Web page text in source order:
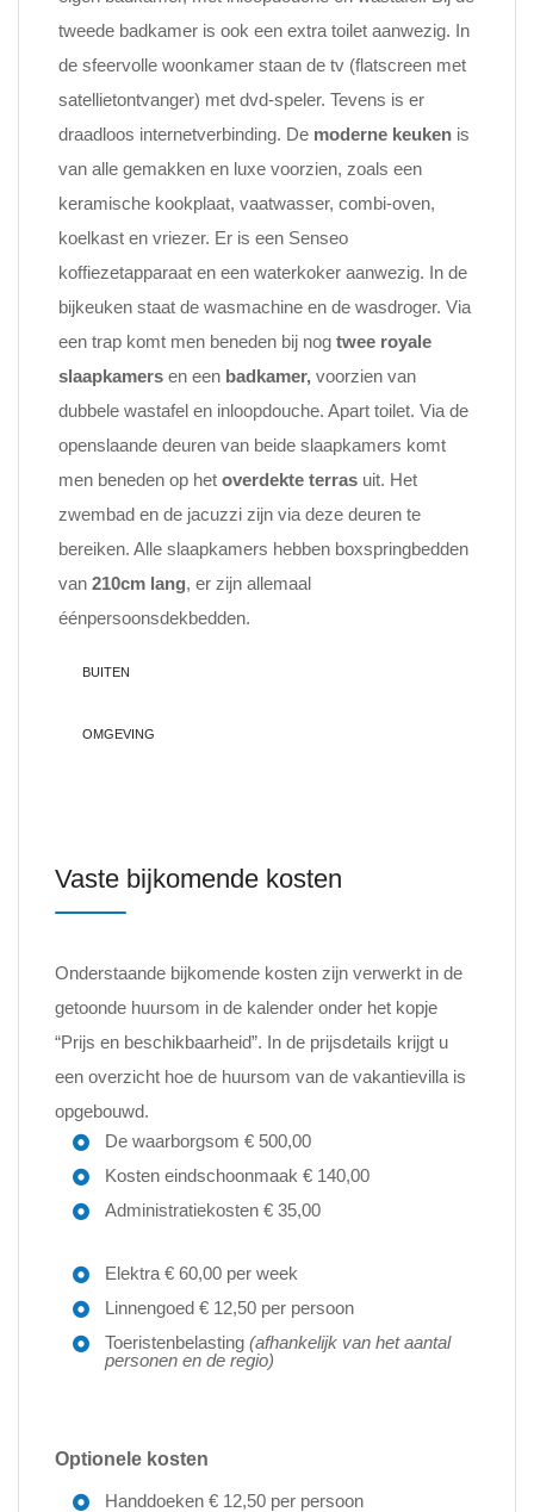
tweede badkamer is ook een extra toilet aanwezig. In
de sfeervolle woonkamer staan de tv (flatscreen met
satellietontvanger) met dvd-speler. Tevens is er
draadloos internetverbinding. De moderne keuken is
van alle gemakken en luxe voorzien, zoals een
keramische kookplaat, vaatwasser, combi-oven,
koelkast en vriezer. Er is een Senseo
koffiezetapparaat en een waterkoker aanwezig. In de
bijkeuken staat de wasmachine en de wasdroger. Via
een trap komt men beneden bij nog twee royale
slaapkamers en een badkamer, voorzien van
dubbele wastafel en inloopdouche. Apart toilet. Via de
openslaande deuren van beide slaapkamers komt
men beneden op het overdekte terras uit. Het
zwembad en de jacuzzi zijn via deze deuren te
bereiken. Alle slaapkamers hebben boxspringbedden
van 210cm lang, er zijn allemaal
éénpersoonsdekbedden.
BUITEN
OMGEVING
Vaste bijkomende kosten
Onderstaande bijkomende kosten zijn verwerkt in de
getoonde huursom in de kalender onder het kopje
“Prijs en beschikbaarheid”. In de prijsdetails krijgt u
een overzicht hoe de huursom van de vakantievilla is
opgebouwd.
De waarborgsom € 500,00
Kosten eindschoonmaak € 140,00
Administratiekosten € 35,00
Elektra € 60,00 per week
Linnengoed € 12,50 per persoon
Toeristenbelasting (afhankelijk van het aantal
personen en de regio)
Optionele kosten
Handdoeken € 12,50 per persoon